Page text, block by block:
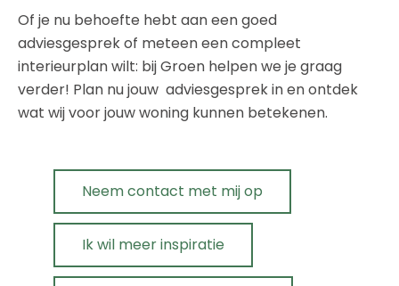
Of je nu behoefte hebt aan een goed
adviesgesprek of meteen een compleet
interieurplan wilt: bij Groen helpen we je graag
verder! Plan nu jouw adviesgesprek in en ontdek
wat wij voor jouw woning kunnen betekenen.
Neem contact met mij op
Ik wil meer inspiratie